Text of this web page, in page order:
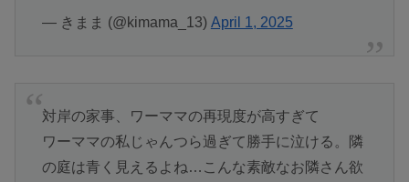
— きまま (@kimama_13) April 1, 2025
対岸の家事、ワーママの再現度が高すぎて
ワーママの私じゃんつら過ぎて勝手に泣ける。隣
の庭は青く見えるよね…こんな素敵なお隣さん欲